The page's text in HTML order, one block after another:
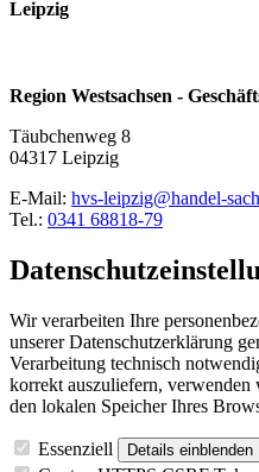
Leipzig
Region Westsachsen -
Täubchenweg 8
04317 Leipzig
E-Mail: hvs-leipzig@handel-
Tel.: 0341 68818-79
Wir verarbeiten Ihre
unserer Datenschutzerklärung
Verarbeitung technisch
korrekt auszuliefern,
den lokalen Speicher Ihres
Essenziell Details einblenden